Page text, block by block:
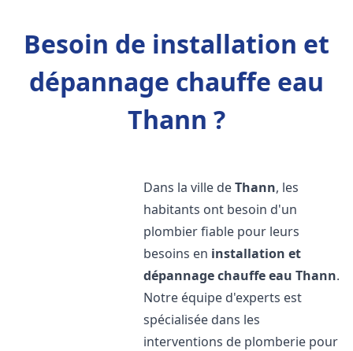
Besoin de installation et
dépannage chauffe eau
Thann ?
Dans la ville deThann, les
habitants ont besoin d'un
plombier fiable pour leurs
besoins en installation et
dépannage chauffe eau Thann.
Notre équipe d'experts est
spécialisée dans les
interventions de plomberie pour